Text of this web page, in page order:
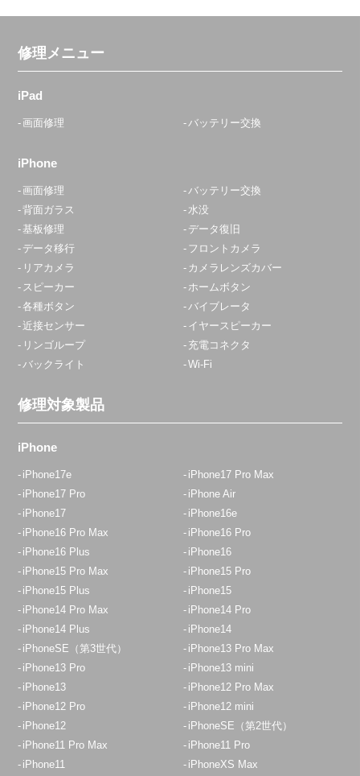
修理メニュー
iPad
画面修理 バッテリー交換
iPhone
画面修理
バッテリー交換
背面ガラス
水没
基板修理
データ復旧
データ移行
フロントカメラ
リアカメラ
カメラレンズカバー
スピーカー
ホームボタン
各種ボタン
バイブレータ
近接センサー
イヤースピーカー
リンゴループ
充電コネクタ
バックライト
Wi-Fi
修理対象製品
iPhone
iPhone17e
iPhone17 Pro Max
iPhone17 Pro
iPhone Air
iPhone17
iPhone16e
iPhone16 Pro Max
iPhone16 Pro
iPhone16 Plus
iPhone16
iPhone15 Pro Max
iPhone15 Pro
iPhone15 Plus
iPhone15
iPhone14 Pro Max
iPhone14 Pro
iPhone14 Plus
iPhone14
iPhoneSE（第3世代）
iPhone13 Pro Max
iPhone13 Pro
iPhone13 mini
iPhone13
iPhone12 Pro Max
iPhone12 Pro
iPhone12 mini
iPhone12
iPhoneSE（第2世代）
iPhone11 Pro Max
iPhone11 Pro
iPhone11
iPhoneXS Max